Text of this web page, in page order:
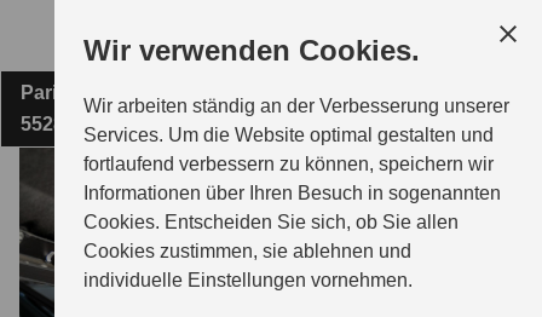
Wir verwenden Cookies.
Wir arbeiten ständig an der Verbesserung unserer
Services. Um die Website optimal gestalten und
fortlaufend verbessern zu können, speichern wir
Informationen über Ihren Besuch in sogenannten
Cookies. Entscheiden Sie sich, ob Sie allen
Cookies zustimmen, sie ablehnen und
individuelle Einstellungen vornehmen.
Hauptinhalt
AUTOHAUS FREITAG GMBH
MODELLE
ZUBEHÖR
Pariser Straße 15
55286 Wörrstadt